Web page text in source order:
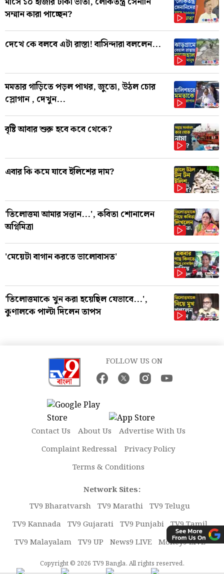
সম্মান কারা পাচ্ছেন?
দেখে কে বলবে এটা রাস্তা! বাসিন্দারা বললেন...
মমতার গাড়িতে পড়ল পাথর, জুতো, উঠল চোর
স্লোগান , দেখুন...
বৃষ্টি আবার শুরু হবে কবে থেকে?
এবার কি কমে যাবে ইলিশের দাম?
'তিলোত্তমা আমার সন্তান...', কবিতা শোনালেন
অগ্নিমিত্রা
'মেয়েটা বাগান করতে ভালোবাসত'
'তিলোত্তমাকে খুন করা হয়েছিল যেভাবে...',
কুণালকে পাল্টা দিলেন তাপস
FOLLOW US ON
Contact Us About Us
Advertise With Us
Complaint Redressal
Privacy Policy
Terms & Conditions
Network Sites:
TV9 Bharatvarsh TV9 Marathi TV9 Telugu
TV9 Kannada TV9 Gujarati TV9 Punjabi TV9 Tamil
TV9 Malayalam TV9 UP News9 LIVE Money9 LIVE
Copyright © 2026 TV9 Bangla. All rights reserved.